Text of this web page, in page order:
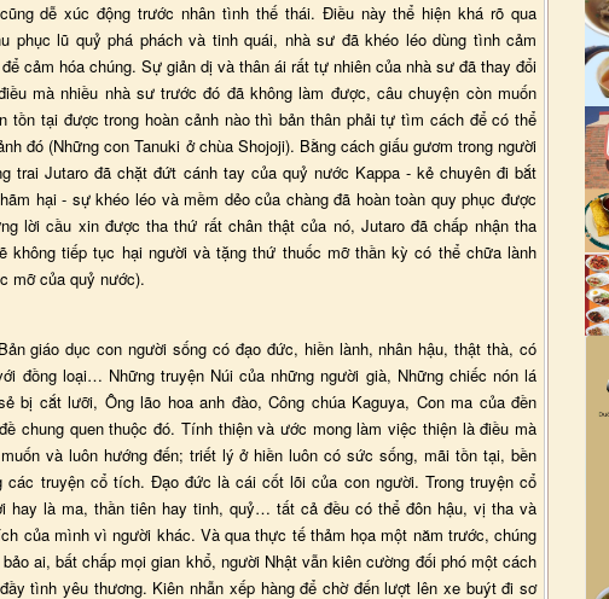
dễ xúc động trước nhân tình thế thái. Điều này thể hiện khá rõ qua
phục lũ quỷ phá phách và tinh quái, nhà sư đã khéo léo dùng tình cảm
cảm hóa chúng. Sự giản dị và thân ái rất tự nhiên của nhà sư đã thay đổi
mà nhiều nhà sư trước đó đã không làm được, câu chuyện còn muốn
tồn tại được trong hoàn cảnh nào thì bản thân phải tự tìm cách để có thể
đó (Những con Tanuki ở chùa Shojoji). Bằng cách giấu gươm trong người
trai Jutaro đã chặt đứt cánh tay của quỷ nước Kappa - kẻ chuyên đi bắt
hại - sự khéo léo và mềm dẻo của chàng đã hoàn toàn quy phục được
lời cầu xin được tha thứ rất chân thật của nó, Jutaro đã chấp nhận tha
không tiếp tục hại người và tặng thứ thuốc mỡ thần kỳ có thể chữa lành
mỡ của quỷ nước).
giáo dục con người sống có đạo đức, hiền lành, nhân hậu, thật thà, có
đồng loại… Những truyện Núi của những người già, Những chiếc nón lá
bị cắt lưỡi, Ông lão hoa anh đào, Công chúa Kaguya, Con ma của đền
chung quen thuộc đó. Tính thiện và ước mong làm việc thiện là điều mà
và luôn hướng đến; triết lý ở hiền luôn có sức sống, mãi tồn tại, bền
các truyện cổ tích. Đạo đức là cái cốt lõi của con người. Trong truyện cổ
hay là ma, thần tiên hay tinh, quỷ… tất cả đều có thể đôn hậu, vị tha và
của mình vì người khác. Và qua thực tế thảm họa một năm trước, chúng
ai, bất chấp mọi gian khổ, người Nhật vẫn kiên cường đối phó một cách
tình yêu thương. Kiên nhẫn xếp hàng để chờ đến lượt lên xe buýt đi sơ